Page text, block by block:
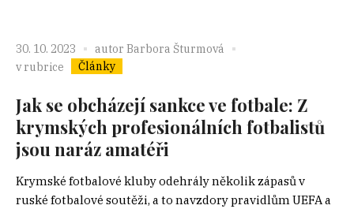
30. 10. 2023 autor Barbora Šturmová
v rubrice
Články
Jak se obcházejí sankce ve fotbale: Z
krymských profesionálních fotbalistů
jsou naráz amatéři
Krymské fotbalové kluby odehrály několik zápasů v
ruské fotbalové soutěži, a to navzdory pravidlům UEFA a